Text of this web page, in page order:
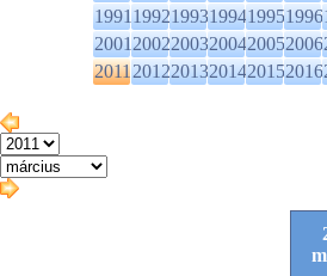
199119921993199419951996
200120022003200420052006
201120122013201420152016